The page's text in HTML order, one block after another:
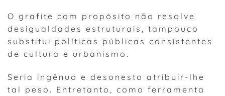
O grafite com propósito não resolve
desigualdades estruturais, tampouco
substitui políticas públicas consistentes
de cultura e urbanismo.
Seria ingênuo e desonesto atribuir-lhe
tal peso. Entretanto, como ferramenta